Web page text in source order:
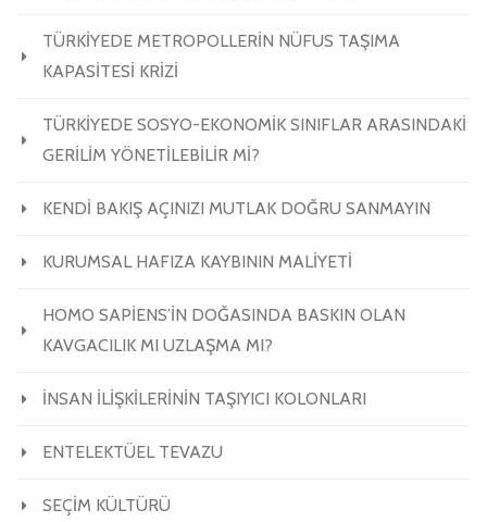
TÜRKİYEDE METROPOLLERİN NÜFUS TAŞIMA
KAPASİTESİ KRİZİ
TÜRKİYEDE SOSYO-EKONOMİK SINIFLAR ARASINDAKİ
GERİLİM YÖNETİLEBİLİR Mİ?
KENDİ BAKIŞ AÇINIZI MUTLAK DOĞRU SANMAYIN
KURUMSAL HAFIZA KAYBININ MALİYETİ
HOMO SAPİENS’İN DOĞASINDA BASKIN OLAN
KAVGACILIK MI UZLAŞMA MI?
İNSAN İLİŞKİLERİNİN TAŞIYICI KOLONLARI
ENTELEKTÜEL TEVAZU
SEÇİM KÜLTÜRÜ